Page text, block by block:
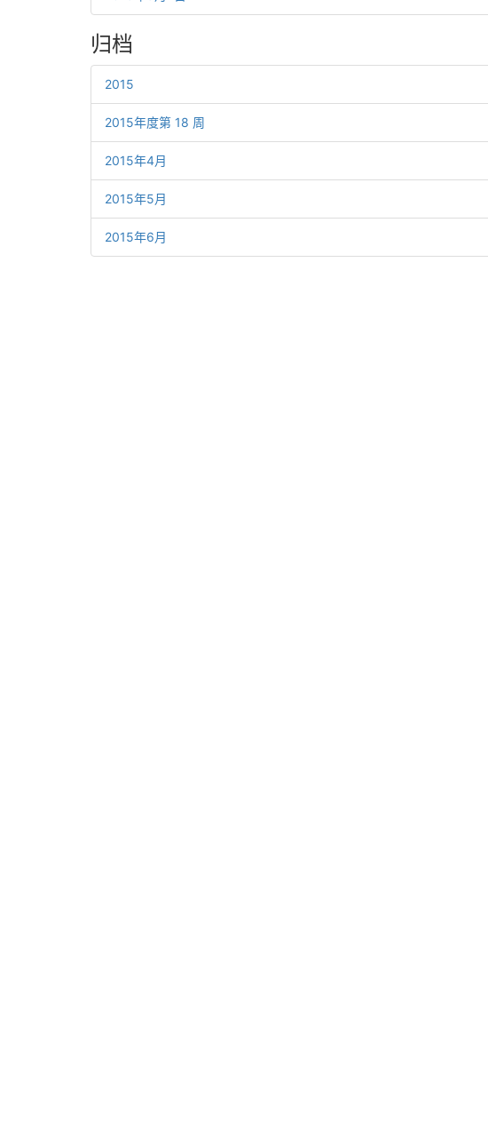
归档
2015
2015年度第 18 周
2015年4月
2015年5月
2015年6月